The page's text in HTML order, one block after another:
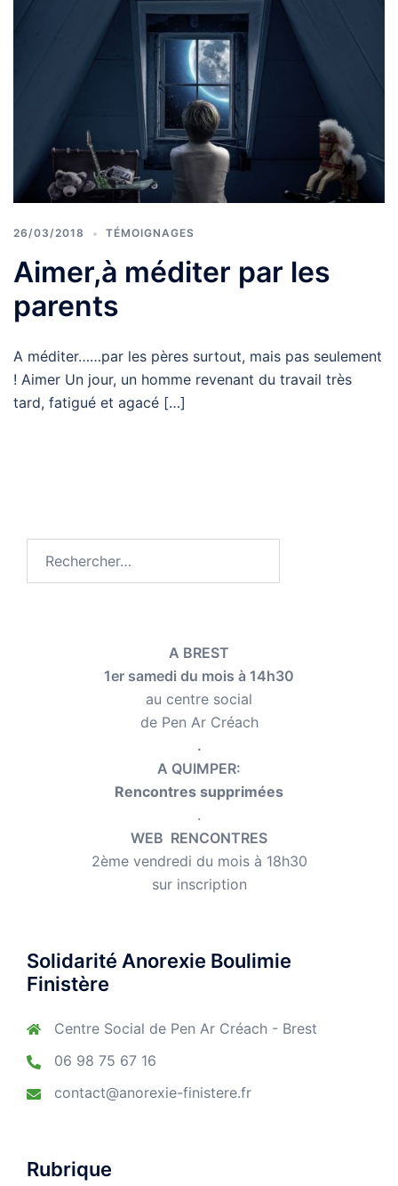
26/03/2018 TÉMOIGNAGES
Aimer,à méditer par les
parents
A méditer……par les pères surtout, mais pas seulement
! Aimer Un jour, un homme revenant du travail très
tard, fatigué et agacé […]
A BREST
1er samedi du mois à 14h30
au centre social
de Pen Ar Créach
.
A QUIMPER:
Rencontres supprimées
.
WEB RENCONTRES
2ème vendredi du mois à 18h30
sur inscription
Solidarité Anorexie Boulimie
Finistère
Centre Social de Pen Ar Créach - Brest
06 98 75 67 16
contact@anorexie-finistere.fr
Rubrique